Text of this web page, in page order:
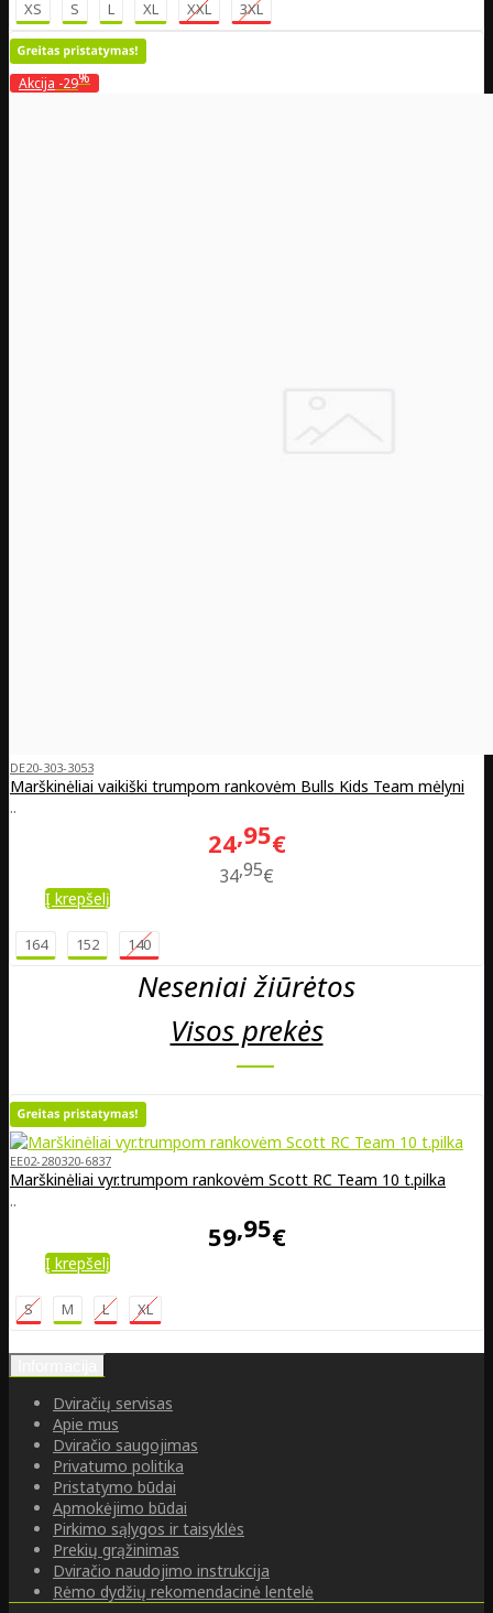
XS S L XL XXL 3XL
Akcija -29%
DE20-303-3053
Marškinėliai vaikiški trumpom rankovėm Bulls Kids Team mėlyni
..
24 95€
3495€
Į krepšelį
164 152 140
Neseniai žiūrėtos
Visos prekės
EE02-280320-6837
Marškinėliai vyr.trumpom rankovėm Scott RC Team 10 t.pilka
..
59 95€
Į krepšelį
S M L XL
Dviračių servisas
Apie mus
Dviračio saugojimas
Privatumo politika
Pristatymo būdai
Apmokėjimo būdai
Pirkimo sąlygos ir taisyklės
Prekių grąžinimas
Dviračio naudojimo instrukcija
Rėmo dydžių rekomendacinė lentelė